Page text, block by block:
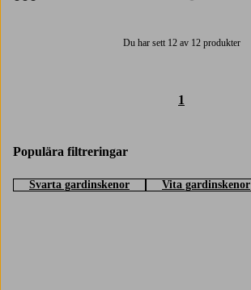
3 färger 1 färg
Du har sett 12 av 12 produkter
1
Populära filtreringar
Svarta gardinskenor Vita gardinskenor